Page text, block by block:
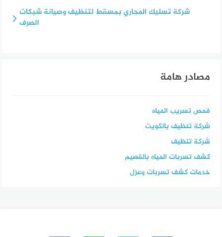
شركة تسليك المجاري بمسقط لتنظيف وصيانة شبكات
الصرف
مصادر هامة
فحص تسريب المياه
شركة تنظيف بالكويت
شركة تنظيف
كشف تسربات المياه بالقصيم
خدمات كشف تسربات وعزل